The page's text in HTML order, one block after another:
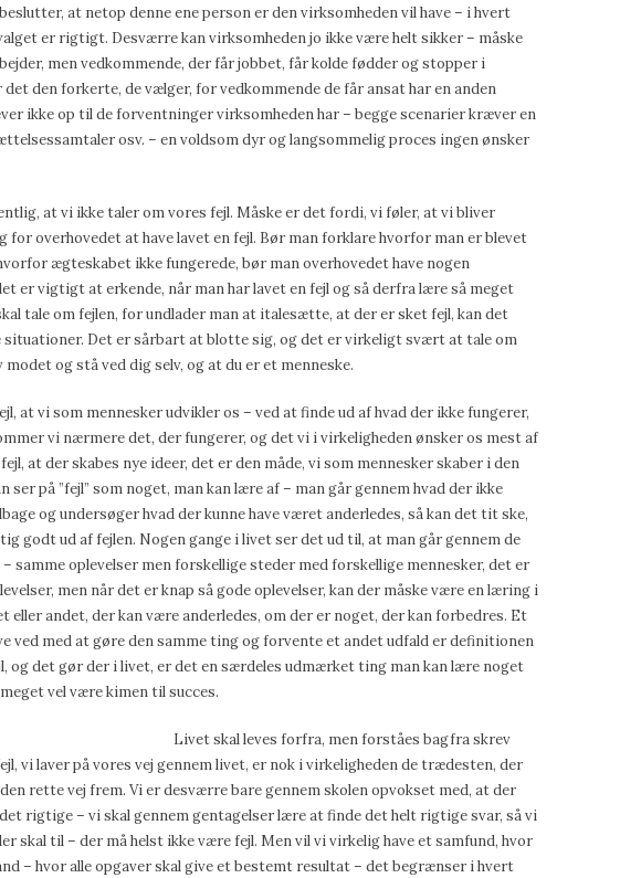
at netop denne ene person er den virksomheden vil have – i hvert
er rigtigt. Desværre kan virksomheden jo ikke være helt sikker – måske
men vedkommende, der får jobbet, får kolde fødder og stopper i
den forkerte, de vælger, for vedkommende de får ansat har en anden
ikke op til de forventninger virksomheden har – begge scenarier kræver en
osv. – en voldsom dyr og langsommelig proces ingen ønsker
at vi ikke taler om vores fejl. Måske er det fordi, vi føler, at vi bliver
overhovedet at have lavet en fejl. Bør man forklare hvorfor man er blevet
ægteskabet ikke fungerede, bør man overhovedet have nogen
er vigtigt at erkende, når man har lavet en fejl og så derfra lære så meget
tale om fejlen, for undlader man at italesætte, at der er sket fejl, kan det
situationer. Det er sårbart at blotte sig, og det er virkeligt svært at tale om
modet og stå ved dig selv, og at du er et menneske.
at vi som mennesker udvikler os – ved at finde ud af hvad der ikke fungerer,
vi nærmere det, der fungerer, og det vi i virkeligheden ønsker os mest af
at der skabes nye ideer, det er den måde, vi som mennesker skaber i den
ser på ”fejl” som noget, man kan lære af – man går gennem hvad der ikke
og undersøger hvad der kunne have været anderledes, så kan det tit ske,
godt ud af fejlen. Nogen gange i livet ser det ud til, at man går gennem de
samme oplevelser men forskellige steder med forskellige mennesker, det er
men når det er knap så gode oplevelser, kan der måske være en læring i
eller andet, der kan være anderledes, om der er noget, der kan forbedres. Et
ved med at gøre den samme ting og forvente et andet udfald er definitionen
og det gør der i livet, er det en særdeles udmærket ting man kan lære noget
vel være kimen til succes.
Livet skal leves forfra, men forståes bagfra skrev
vi laver på vores vej gennem livet, er nok i virkeligheden de trædesten, der
rette vej frem. Vi er desværre bare gennem skolen opvokset med, at der
rigtige – vi skal gennem gentagelser lære at finde det helt rigtige svar, så vi
skal til – der må helst ikke være fejl. Men vil vi virkelig have et samfund, hvor
– hvor alle opgaver skal give et bestemt resultat – det begrænser i hvert